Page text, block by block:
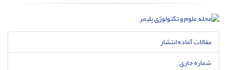
مقالات آماده انتشار
شماره جاری